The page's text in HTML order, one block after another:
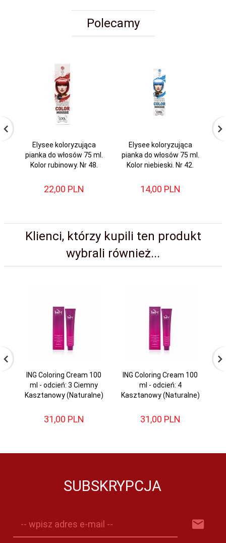
Polecamy
Elysee koloryzująca
pianka do włosów 75 ml.
Kolor rubinowy. Nr 48.
22,00 PLN
Elysee koloryzująca
pianka do włosów 75 ml.
Kolor niebieski. Nr 42.
14,00 PLN
Klienci, którzy kupili ten produkt
wybrali również...
ING Coloring Cream 100
ml - odcień: 3 Ciemny
Kasztanowy (Naturalne)
31,00 PLN
ING Coloring Cream 100
ml - odcień: 4
Kasztanowy (Naturalne)
31,00 PLN
SUBSKRYPCJA
-- wpisz adres e-mail --